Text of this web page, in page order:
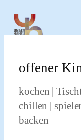
Inhalt
springen
offener
kochen |
chillen |
backen